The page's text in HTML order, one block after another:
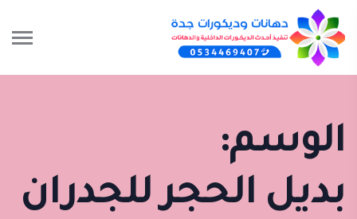
الوسم:
بديل الحجر للجدران